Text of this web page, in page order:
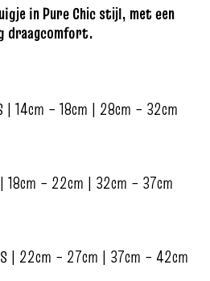
in Pure Chic stijl, met een
draagcomfort.
| 14cm – 18cm | 28cm – 32cm
18cm – 22cm | 32cm – 37cm
| 22cm – 27cm | 37cm – 42cm